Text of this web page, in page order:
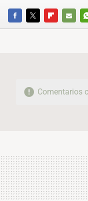
FACEBOOKTWITTERFLIPBOARD
E-
Comentarios